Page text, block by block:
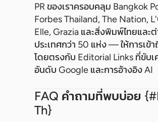
PR ของเราครอบคลุม Bangkok
Forbes Thailand, The Nation,
Elle, Grazia และสิ่งพิมพ์ไทยและ
ประเทศกว่า 50 แห่ง — ให้การเข้า
โดยตรงกับ Editorial Links ที่ขับ
อันดับ Google และการอ้างอิง AI
FAQ คำถามที่พบบ่อย
Th}